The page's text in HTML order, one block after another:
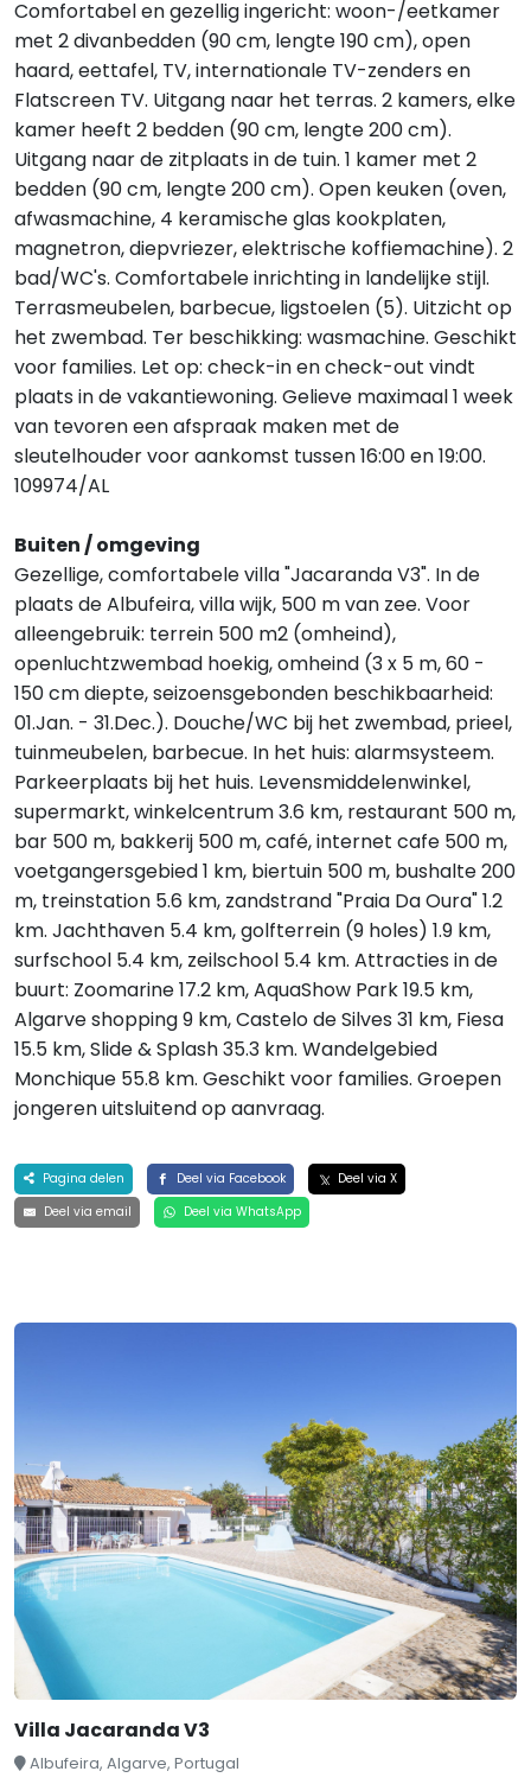
Comfortabel en gezellig ingericht: woon-/eetkamer
met 2 divanbedden (90 cm, lengte 190 cm), open
haard, eettafel, TV, internationale TV-zenders en
Flatscreen TV. Uitgang naar het terras. 2 kamers, elke
kamer heeft 2 bedden (90 cm, lengte 200 cm).
Uitgang naar de zitplaats in de tuin. 1 kamer met 2
bedden (90 cm, lengte 200 cm). Open keuken (oven,
afwasmachine, 4 keramische glas kookplaten,
magnetron, diepvriezer, elektrische koffiemachine). 2
bad/WC's. Comfortabele inrichting in landelijke stijl.
Terrasmeubelen, barbecue, ligstoelen (5). Uitzicht op
het zwembad. Ter beschikking: wasmachine. Geschikt
voor families. Let op: check-in en check-out vindt
plaats in de vakantiewoning. Gelieve maximaal 1 week
van tevoren een afspraak maken met de
sleutelhouder voor aankomst tussen 16:00 en 19:00.
109974/AL
Buiten / omgeving
Gezellige, comfortabele villa "Jacaranda V3". In de
plaats de Albufeira, villa wijk, 500 m van zee. Voor
alleengebruik: terrein 500 m2 (omheind),
openluchtzwembad hoekig, omheind (3 x 5 m, 60 -
150 cm diepte, seizoensgebonden beschikbaarheid:
01.Jan. - 31.Dec.). Douche/WC bij het zwembad, prieel,
tuinmeubelen, barbecue. In het huis: alarmsysteem.
Parkeerplaats bij het huis. Levensmiddelenwinkel,
supermarkt, winkelcentrum 3.6 km, restaurant 500 m,
bar 500 m, bakkerij 500 m, café, internet cafe 500 m,
voetgangersgebied 1 km, biertuin 500 m, bushalte 200
m, treinstation 5.6 km, zandstrand "Praia Da Oura" 1.2
km. Jachthaven 5.4 km, golfterrein (9 holes) 1.9 km,
surfschool 5.4 km, zeilschool 5.4 km. Attracties in de
buurt: Zoomarine 17.2 km, AquaShow Park 19.5 km,
Algarve shopping 9 km, Castelo de Silves 31 km, Fiesa
15.5 km, Slide & Splash 35.3 km. Wandelgebied
Monchique 55.8 km. Geschikt voor families. Groepen
jongeren uitsluitend op aanvraag.
Pagina delen Deel via Facebook
Deel via X
Deel via email
Deel via WhatsApp
Villa Jacaranda V3
Albufeira, Algarve, Portugal